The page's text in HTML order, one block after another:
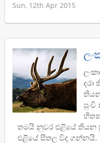
Sun, 12th Apr 2015
තමයි නුවර එළියේ තියන
එළියේ සීතල විද ගන්නයි.